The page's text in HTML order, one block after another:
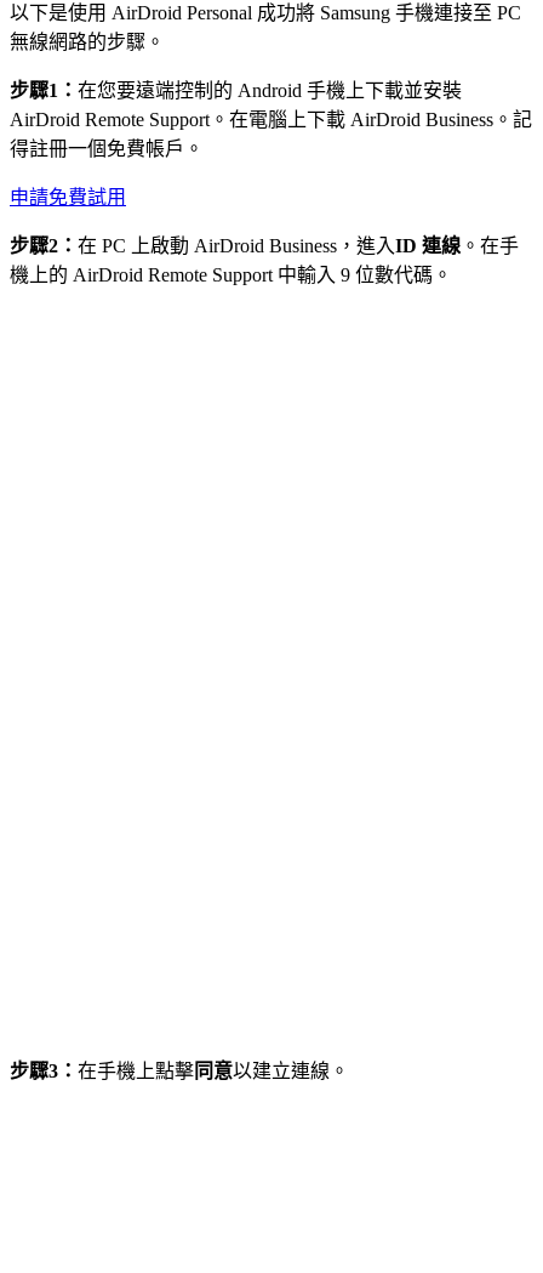
以下是使用 AirDroid Personal 成功將 Samsung 手機連接至 PC
無線網路的步驟。
步驟1： 在您要遠端控制的 Android 手機上下載並安裝
AirDroid Remote Support。在電腦上下載 AirDroid Business。記
得註冊一個免費帳戶。
申請免費試用
步驟2： 在 PC 上啟動 AirDroid Business，進入ID 連線 。在手
機上的 AirDroid Remote Support 中輸入 9 位數代碼。
步驟3： 在手機上點擊同意以建立連線。